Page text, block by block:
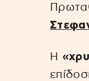
Η